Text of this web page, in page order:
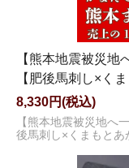
【熊本地震被災地
【肥後馬刺し×く
8,330円(税込)
【熊本地震被災地へ
後馬刺し×くまもとあ